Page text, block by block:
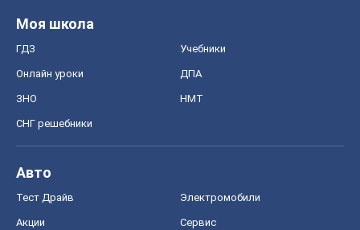
Моя школа
ГДЗ Учебники
Онлайн уроки ДПА
ЗНО НМТ
СНГ решебники
Авто
Тест Драйв Электромобили
Акции Сервис